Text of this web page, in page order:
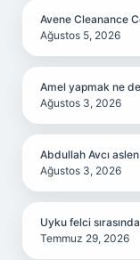
Avene Cleanance
Ağustos 5, 2026
Amel yapmak ne
Ağustos 3, 2026
Abdullah Avcı
Ağustos 3, 2026
Uyku felci
Temmuz 29, 2026